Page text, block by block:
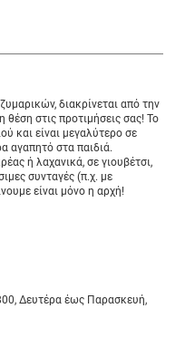
διακρίνεται από την
στις προτιµήσεις σας! Το
και είναι μεγαλύτερο σε
αγαπητό στα παιδιά.
ή λαχανικά, σε γιουβέτσι,
συνταγές (π.χ. µε
είναι µόνο η αρχή!
Δευτέρα έως Παρασκευή,